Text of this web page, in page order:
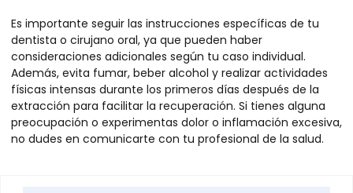
Es importante seguir las instrucciones específicas de tu
dentista o cirujano oral, ya que pueden haber
consideraciones adicionales según tu caso individual.
Además, evita fumar, beber alcohol y realizar actividades
físicas intensas durante los primeros días después de la
extracción para facilitar la recuperación. Si tienes alguna
preocupación o experimentas dolor o inflamación excesiva,
no dudes en comunicarte con tu profesional de la salud.